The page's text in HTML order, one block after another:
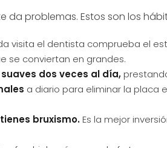
da problemas. Estos son los
visita el dentista comprueba el
se conviertan en grandes.
dos veces al día,
a diario para eliminar la placa
bruxismo.Es la mejor